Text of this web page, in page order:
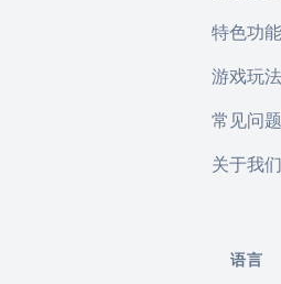
特色功能
游戏玩法
常见问题
关于我们
语言